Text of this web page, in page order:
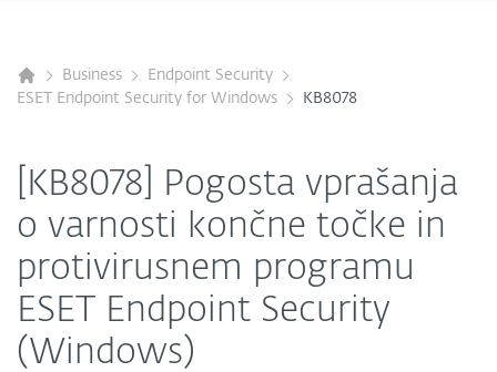
Business
Endpoint Security
ESET Endpoint Security for Windows
KB8078
[KB8078] Pogosta vprašanja
o varnosti končne točke in
protivirusnem programu
ESET Endpoint Security
(Windows)